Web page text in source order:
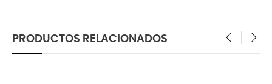
PRODUCTOS RELACIONADOS